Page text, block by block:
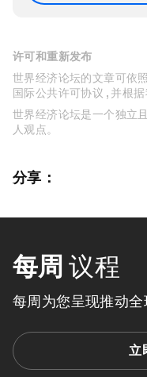
许可和重新发布
世界经济论坛的文章可依
国际公共许可协议 , 并根
世界经济论坛是一个独立
人观点。
分享：
每周 议程
每周为您呈现推动全
立